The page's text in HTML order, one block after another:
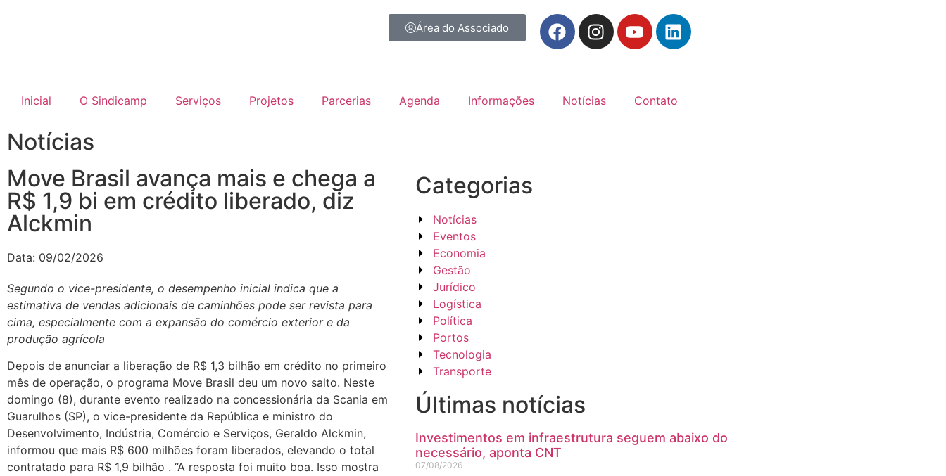
Área do Associado
Inicial O Sindicamp Serviços Projetos Parcerias Agenda Informações Notícias Contato
Notícias
Move Brasil avança mais e chega a
R$ 1,9 bi em crédito liberado, diz
Alckmin
Data: 09/02/2026
Segundo o vice-presidente, o desempenho inicial indica que a
estimativa de vendas adicionais de caminhões pode ser revista para
cima, especialmente com a expansão do comércio exterior e da
produção agrícola
Depois de anunciar a liberação de R$ 1,3 bilhão em crédito no primeiro
mês de operação, o programa Move Brasil deu um novo salto. Neste
domingo (8), durante evento realizado na concessionária da Scania em
Guarulhos (SP), o vice-presidente da República e ministro do
Desenvolvimento, Indústria, Comércio e Serviços, Geraldo Alckmin,
informou que mais R$ 600 milhões foram liberados, elevando o total
contratado para R$ 1,9 bilhão . “A resposta foi muito boa. Isso mostra
Categorias
Notícias
Eventos
Economia
Gestão
Jurídico
Logística
Política
Portos
Tecnologia
Transporte
Últimas notícias
Investimentos em infraestrutura seguem abaixo do
necessário, aponta CNT
07/08/2026